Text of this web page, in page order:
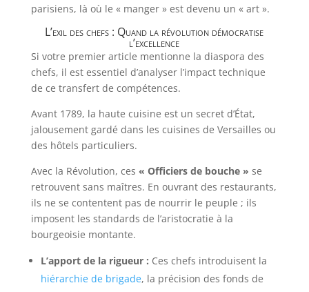
parisiens, là où le « manger » est devenu un « art ».
L’exil des chefs : Quand la révolution démocratise
l’excellence
Si votre premier article mentionne la diaspora des
chefs, il est essentiel d’analyser l’impact technique
de ce transfert de compétences.
Avant 1789, la haute cuisine est un secret d’État,
jalousement gardé dans les cuisines de Versailles ou
des hôtels particuliers.
Avec la Révolution, ces « Officiers de bouche » se
retrouvent sans maîtres. En ouvrant des restaurants,
ils ne se contentent pas de nourrir le peuple ; ils
imposent les standards de l’aristocratie à la
bourgeoisie montante.
L’apport de la rigueur : Ces chefs introduisent la
hiérarchie de brigade, la précision des fonds de